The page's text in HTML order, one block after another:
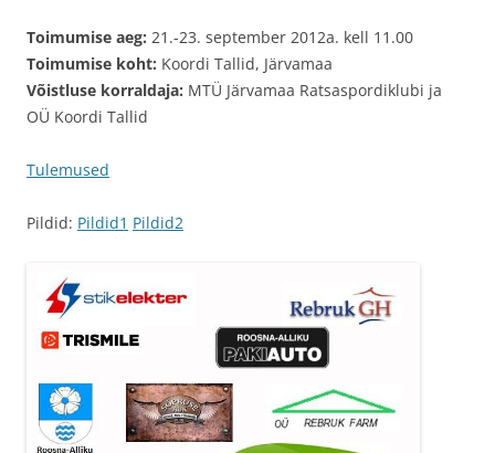
Toimumise aeg: 21.-23. september 2012a. kell 11.00
Toimumise koht: Koordi Tallid, Järvamaa
Võistluse korraldaja: MTÜ Järvamaa Ratsaspordiklubi ja
OÜ Koordi Tallid
Tulemused
Pildid: Pildid1 Pildid2